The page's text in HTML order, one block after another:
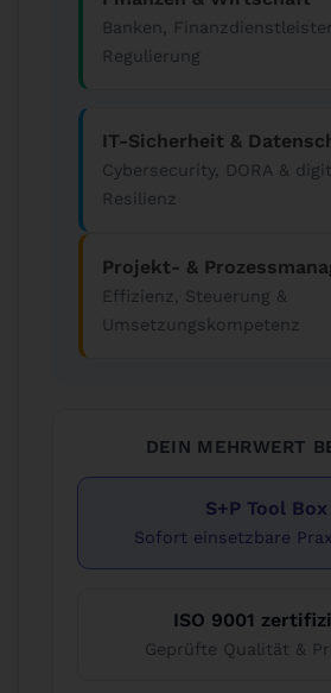
Banken,
Regulierung
IT-Sicherheit &
Cybersecurity, DORA &
Resilienz
Projekt- &
Effizienz, Steuerung &
Umsetzungskompetenz
DEIN MEHRWERT
S+P Tool Box
Sofort einsetzbare
ISO 9001
Geprüfte Qualität &